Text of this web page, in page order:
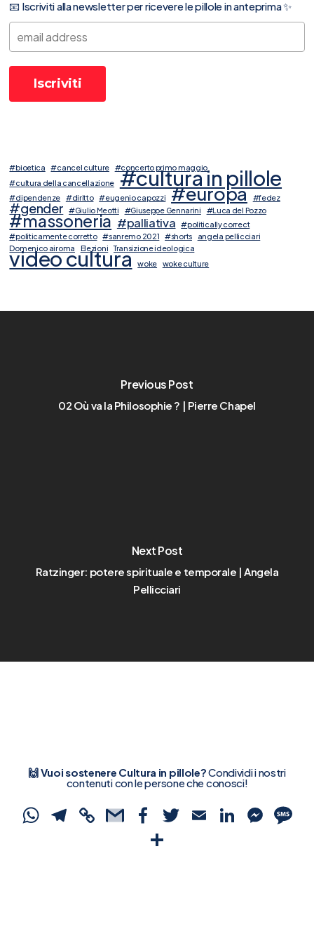
📧 Iscriviti alla newsletter per ricevere le pillole in anteprima ✨
#bioetica #cancel culture
#concerto primo maggio
#cultura della cancellazione #cultura in pillole
#dipendenze #diritto #eugenio capozzi #europa #fedez
#gender #Giulio Meotti #Giuseppe Gennarini #Luca del Pozzo
#massoneria #palliativa
#politically correct
#politicamente corretto #sanremo 2021 #shorts
angela pellicciari
Domenico airoma
Elezioni Transizione ideologica
video cultura woke woke culture
Previous Post
02 Où va la Philosophie ? | Pierre Chapel
Next Post
Ratzinger: potere spirituale e temporale | Angela
Pellicciari
🙌 Vuoi sostenere Cultura in pillole?Condividi i nostri
contenuti con le persone che conosci!
WhatsApp
Telegram
CopyGmailFacebook
Twitter
Email